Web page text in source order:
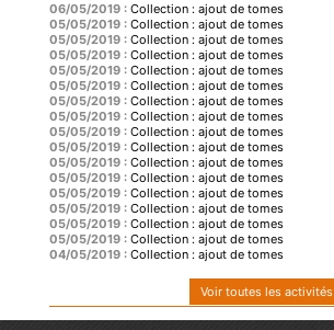
06/05/2019 : Collection : ajout de tomes
05/05/2019 : Collection : ajout de tomes
05/05/2019 : Collection : ajout de tomes
05/05/2019 : Collection : ajout de tomes
05/05/2019 : Collection : ajout de tomes
05/05/2019 : Collection : ajout de tomes
05/05/2019 : Collection : ajout de tomes
05/05/2019 : Collection : ajout de tomes
05/05/2019 : Collection : ajout de tomes
05/05/2019 : Collection : ajout de tomes
05/05/2019 : Collection : ajout de tomes
05/05/2019 : Collection : ajout de tomes
05/05/2019 : Collection : ajout de tomes
05/05/2019 : Collection : ajout de tomes
05/05/2019 : Collection : ajout de tomes
05/05/2019 : Collection : ajout de tomes
04/05/2019 : Collection : ajout de tomes
Voir toutes les activités